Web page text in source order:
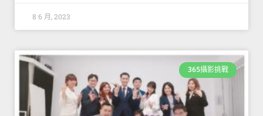
8 6 月, 2023
365攝影挑戰